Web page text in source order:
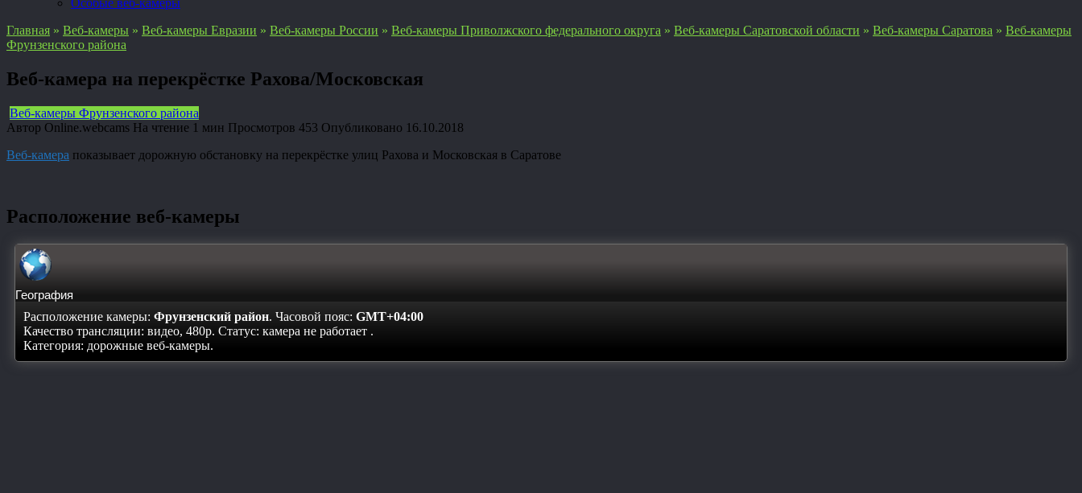
Особые веб-камеры
Главная » Веб-камеры » Веб-камеры Евразии » Веб-камеры России » Веб-камеры Приволжского федерального округа » Веб-камеры Саратовской области » Веб-камеры Саратова » Веб-камеры
Фрунзенского района
Веб-камера на перекрёстке Рахова/Московская
Веб-камеры Фрунзенского района
Автор Online.webcams На чтение 1 мин Просмотров 453 Опубликовано 16.10.2018
Веб-камера показывает дорожную обстановку на перекрёстке улиц Рахова и Московская в Саратове
Расположение веб-камеры
География
Расположение камеры: Фрунзенский район. Часовой пояс: GMT+04:00
Качество трансляции: видео, 480p. Статус: камера не работает .
Категория: дорожные веб-камеры.